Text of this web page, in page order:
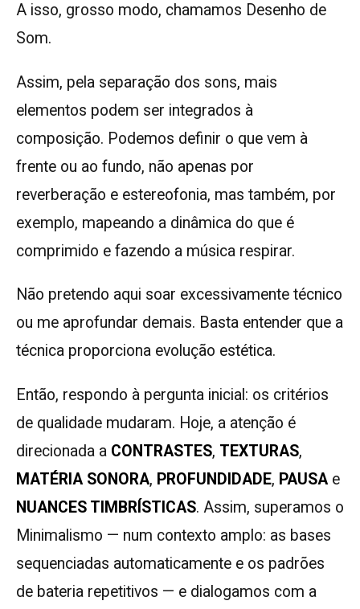
A isso, grosso modo, chamamos Desenho de
Som.
Assim, pela separação dos sons, mais
elementos podem ser integrados à
composição. Podemos definir o que vem à
frente ou ao fundo, não apenas por
reverberação e estereofonia, mas também, por
exemplo, mapeando a dinâmica do que é
comprimido e fazendo a música respirar.
Não pretendo aqui soar excessivamente técnico
ou me aprofundar demais. Basta entender que a
técnica proporciona evolução estética.
Então, respondo à pergunta inicial: os critérios
de qualidade mudaram. Hoje, a atenção é
direcionada a CONTRASTES, TEXTURAS,
MATÉRIA SONORA, PROFUNDIDADE, PAUSA e
NUANCES TIMBRÍSTICAS. Assim, superamos o
Minimalismo — num contexto amplo: as bases
sequenciadas automaticamente e os padrões
de bateria repetitivos — e dialogamos com a